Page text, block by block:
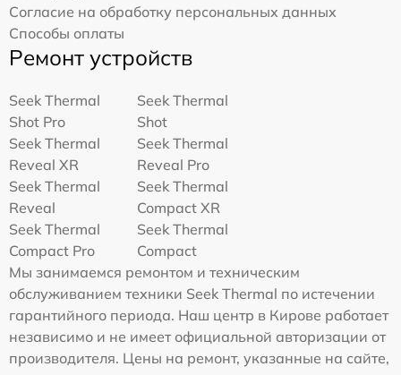
Согласие на обработку персональных данных
Способы оплаты
Ремонт устройств
Seek Thermal
Shot Pro
Seek Thermal
Shot
Seek Thermal
Reveal XR
Seek Thermal
Reveal Pro
Seek Thermal
Reveal
Seek Thermal
Compact XR
Seek Thermal
Compact Pro
Seek Thermal
Compact
Мы занимаемся ремонтом и техническим
обслуживанием техники Seek Thermal по истечении
гарантийного периода. Наш центр в Кирове работает
независимо и не имеет официальной авторизации от
производителя. Цены на ремонт, указанные на сайте,